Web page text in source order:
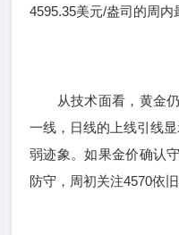
4595.35美元/盎司的周内
从技术面看，黄金仍
一线，日线的上线引线
弱迹象。如果金价确认
防守，周初关注4570依